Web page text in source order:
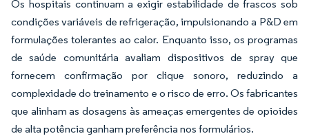
Os hospitais continuam a exigir estabilidade de frascos sob
condições variáveis de refrigeração, impulsionando a P&D em
formulações tolerantes ao calor. Enquanto isso, os programas
de saúde comunitária avaliam dispositivos de spray que
fornecem confirmação por clique sonoro, reduzindo a
complexidade do treinamento e o risco de erro. Os fabricantes
que alinham as dosagens às ameaças emergentes de opioides
de alta potência ganham preferência nos formulários.